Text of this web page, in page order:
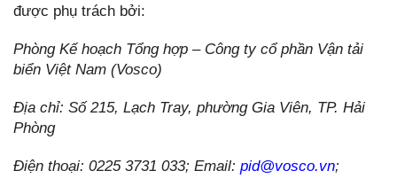
được phụ trách bởi:
Phòng Kế hoạch Tổng hợp – Công ty cổ phần Vận tải
biển Việt Nam (Vosco)
Địa chỉ: Số 215, Lạch Tray, phường Gia Viên, TP. Hải
Phòng
Điện thoại: 0225 3731 033; Email: pid@vosco.vn;